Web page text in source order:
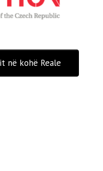
në kohë Reale